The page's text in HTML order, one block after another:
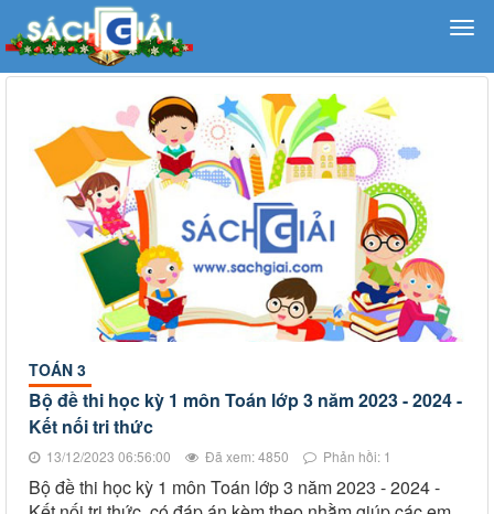
TOÁN 3
Bộ đề thi học kỳ 1 môn Toán lớp 3 năm 2023 - 2024 -
Kết nối tri thức
13/12/2023 06:56:00 Đã xem: 4850 Phản hồi: 1
Bộ đề thi học kỳ 1 môn Toán lớp 3 năm 2023 - 2024 -